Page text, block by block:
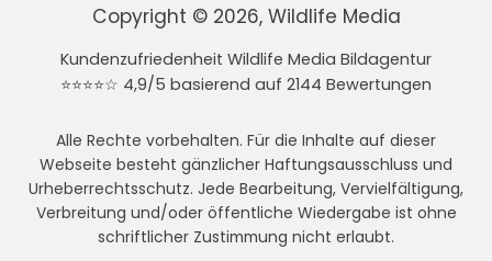
Copyright © 2026, Wildlife Media
Kundenzufriedenheit Wildlife Media Bildagentur
⭐⭐⭐⭐☆ 4,9/5 basierend auf 2144 Bewertungen
Alle Rechte vorbehalten. Für die Inhalte auf dieser
Webseite besteht gänzlicher Haftungsausschluss und
Urheberrechtsschutz. Jede Bearbeitung, Vervielfältigung,
Verbreitung und/oder öffentliche Wiedergabe ist ohne
schriftlicher Zustimmung nicht erlaubt.